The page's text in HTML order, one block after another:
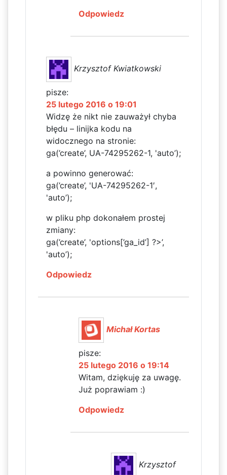
Odpowiedz
Krzysztof Kwiatkowski
pisze:
25 lutego 2016 o 19:01
Widzę że nikt nie zauważył chyba
błędu – linijka kodu na
widocznego na stronie:
ga(’create’, UA-74295262-1, 'auto’);
a powinno generować:
ga(’create’, 'UA-74295262-1′,
'auto’);
w pliku php dokonałem prostej
zmiany:
ga(’create’, 'options[’ga_id’] ?>’,
'auto’);
Odpowiedz
Michał Kortas
pisze:
25 lutego 2016 o 19:14
Witam, dziękuję za uwagę.
Już poprawiam :)
Odpowiedz
Krzysztof